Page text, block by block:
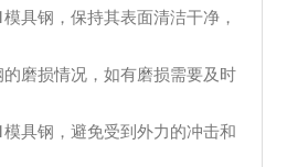
具钢，保持其表面清洁干净，
磨损情况，如有磨损需要及时
具钢，避免受到外力的冲击和